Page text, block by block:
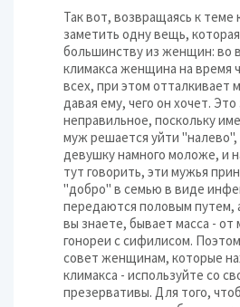
Так вот, возвращаясь к теме
заметить одну вещь,
большинству из женщин: во
климакса женщина на время
всех, при этом отталкивает
давая ему, чего он хочет.
неправильное, поскольку
муж решается уйти
девушку намного моложе, и
тут говорить, эти мужья
"добро" в семью в виде
передаются половым путем,
вы знаете, бывает масса -
гонореи с сифилисом.
совет женщинам, которые
климакса - используйте со
презервативы. Для того,